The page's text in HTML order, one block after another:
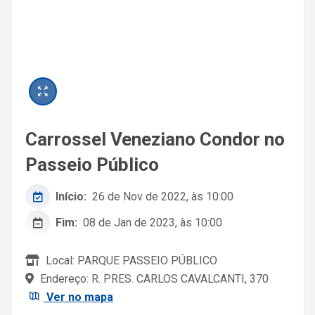
Carrossel Veneziano Condor no
Passeio Público
Início: 26 de Nov de 2022, às 10:00
Fim: 08 de Jan de 2023, às 10:00
Local: PARQUE PASSEIO PÚBLICO
Endereço: R. PRES. CARLOS CAVALCANTI, 370
Ver no mapa